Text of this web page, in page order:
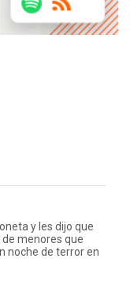
y les dijo que
de menores que
noche de terror en